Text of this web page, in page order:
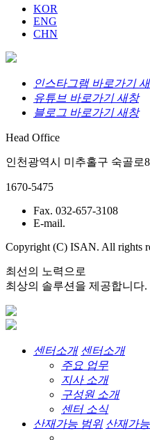
KOR
ENG
CHN
인스타그램 바로가기
유튜브 바로가기 새창
블로그 바로가기 새창
Head Office
인천광역시 미추홀구 숙골로
1670-5475
Fax. 032-657-3108
E-mail.
Copyright (C) ISAN. All rights
최선의 노력으로
최상의 솔루션을 제공합니다.
센터소개 센터소개
주요 업무
지사 소개
구성원 소개
센터 소식
산재가능 범위 산재가